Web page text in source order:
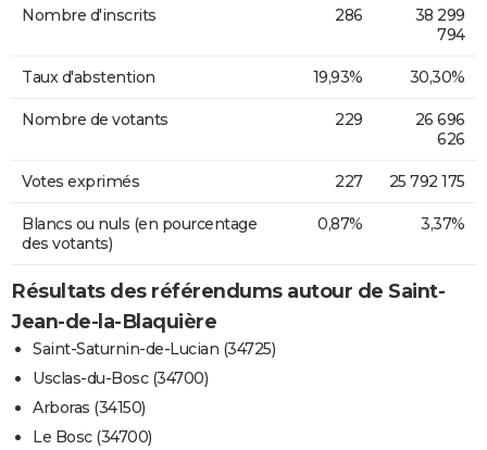
Nombre d'inscrits 286
38 299
794
Taux d'abstention 19,93% 30,30%
Nombre de votants 229
26 696
626
Votes exprimés 227 25 792 175
Blancs ou nuls (en pourcentage
des votants)
0,87% 3,37%
Résultats des référendums autour de Saint-
Jean-de-la-Blaquière
Saint-Saturnin-de-Lucian (34725)
Usclas-du-Bosc (34700)
Arboras (34150)
Le Bosc (34700)